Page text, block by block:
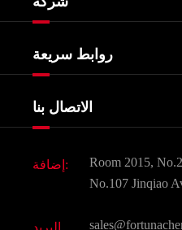
الصيدلانية وسيطة
البيوكيميائية
Agrochemicals و الوسطيات
مكونات مستحضرات التجميل
النكهات و عطور
شهادات و مصنع تظهر
شركة التاريخ
روابط سريعة
الاتصال بنا
إضافة:
Room 2015,
No.107 Jinqiao